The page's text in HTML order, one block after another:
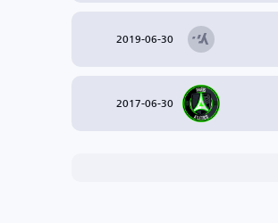
2019-06-30
2017-06-30